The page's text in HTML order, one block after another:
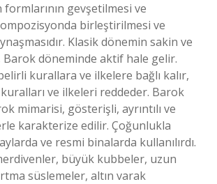
formlarının gevşetilmesi ve
birleştirilmesi ve
Klasik dönemin sakin ve
döneminde aktif hale gelir.
kurallara ve ilkelere bağlı kalır,
ve ilkeleri reddeder. Barok
mimarisi, gösterişli, ayrıntılı ve
karakterize edilir. Çoğunlukla
ve resmi binalarda kullanılırdı.
büyük kubbeler, uzun
süslemeler, altın varak